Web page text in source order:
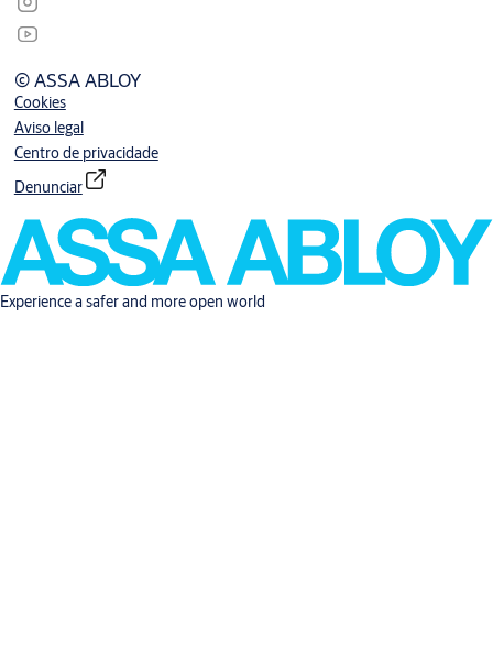
© ASSA ABLOY
Cookies
Aviso legal
Centro de privacidade
Denunciar
Experience a safer and more open world